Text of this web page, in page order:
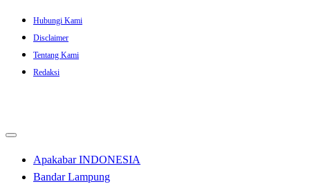
Skip
content
Hubungi Kami
Disclaimer
Tentang Kami
Redaksi
Apakabar INDONESIA
Bandar Lampung